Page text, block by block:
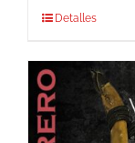
Detalles